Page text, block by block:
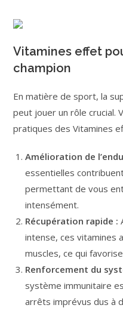
Vitamines effet
champion
En matière de sport, la
peut jouer un rôle crucial.
pratiques des Vitamines
Amélioration de
essentielles
permettant de vous
intensément.
Récupération rapide :
intense, ces vitamines
muscles, ce qui
Renforcement du
système immunitaire
arrêts imprévus dus à